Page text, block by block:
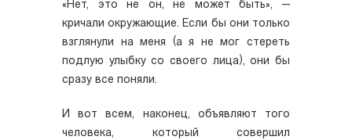
«Нет, это не он, не может быть», —
кричали окружающие. Если бы они только
взглянули на меня (а я не мог стереть
подлую улыбку со своего лица), они бы
сразу все поняли.
И вот всем, наконец, объявляют того
человека, который совершил